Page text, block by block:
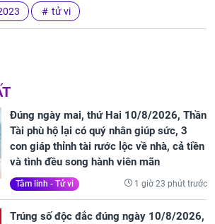
tử vi
Đúng ngày mai, thứ Hai 10/8/2026, Thần
Tài phù hộ lại có quý nhân giúp sức, 3
con giáp thỉnh tài rước lộc về nhà, cả tiền
và tình đều song hành viên mãn
Tâm linh - Tử vi 1 giờ 23 phút trước
Trúng số độc đắc đúng ngày 10/8/2026,